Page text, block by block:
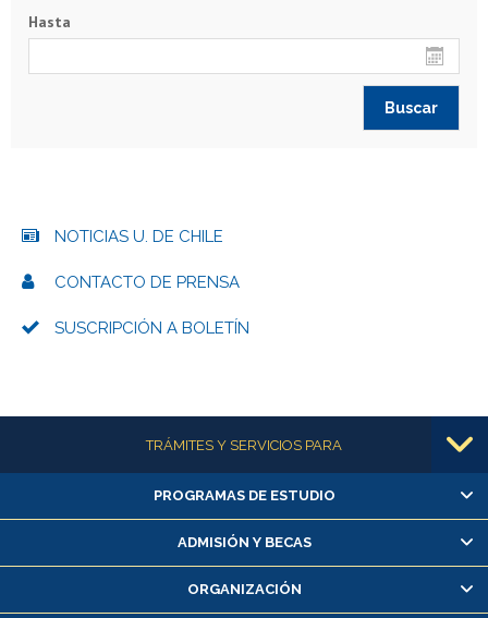
Hasta
NOTICIAS U. DE CHILE
CONTACTO DE PRENSA
SUSCRIPCIÓN A BOLETÍN
Más informaciónTRÁMITES Y SERVICIOS PARA
Alumnas/os y exalumnas/os
Matrícula en línea
Inscripción y cambio de asignaturas
Consulta y certificado de notas
PROGRAMAS DE ESTUDIO
ADMISIÓN Y BECAS
ORGANIZACIÓN